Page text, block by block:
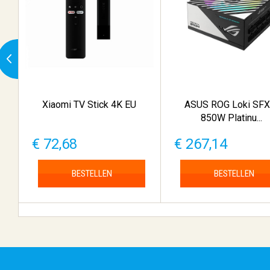
Xiaomi TV Stick 4K EU
€ 72,68
BESTELLEN
ASUS ROG Loki
850W Platinu...
€ 267,14
BESTELLEN